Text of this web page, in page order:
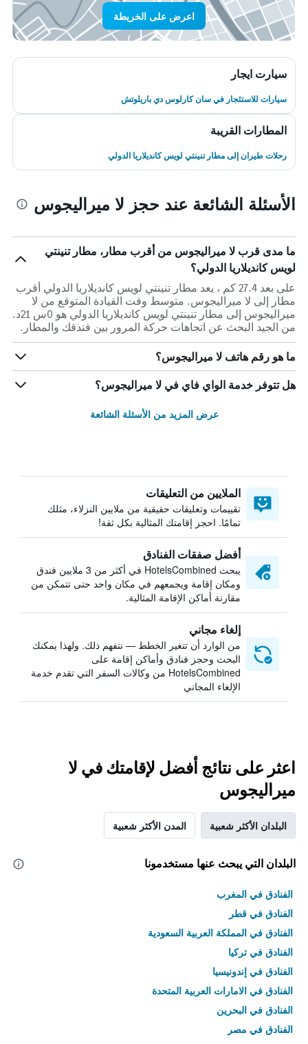
اعرض على الخريطة
سيارت ايجار
سيارات للاستئجار في سان كارلوس دي باريلوتش
المطارات القريبة
رحلات طيران إلى مطار تنينتي لويس كانديلاريا الدولي
الأسئلة الشائعة عند حجز لا ميراليجوس
ما مدى قرب لا ميراليجوس من أقرب مطار، مطار تنينتي
لويس كانديلاريا الدولي؟
على بعد 27.4 كم ، يعد مطار تنينتي لويس كانديلاريا الدولي أقرب
مطار إلى لا ميراليجوس. متوسط وقت القيادة المتوقع من لا
ميراليجوس إلى مطار تنينتي لويس كانديلاريا الدولي هو 0س 21د.
من الجيد البحث عن اتجاهات حركة المرور بين فندقك والمطار.
ما هو رقم هاتف لا ميراليجوس؟
هل تتوفر خدمة الواي فاي في لا ميراليجوس؟
عرض المزيد من الأسئلة الشائعة
الملايين من التعليقات
تقييمات وتعليقات حقيقية من ملايين النزلاء، مثلك
تمامًا. احجز إقامتك المثالية بكل ثقة!
أفضل صفقات الفنادق
يبحث HotelsCombined في أكثر من 3 ملايين فندق
ومكان إقامة ويجمعهم في مكان واحد حتى تتمكن من
مقارنة أماكن الإقامة المثالية.
إلغاء مجاني
من الوارد أن تتغير الخطط — نتفهم ذلك. ولهذا يمكنك
البحث وحجز فنادق وأماكن إقامة على
HotelsCombined من وكالات السفر التي تقدم خدمة
الإلغاء المجاني
اعثر على نتائج أفضل لإقامتك في لا
ميراليجوس
البلدان الأكثر شعبية المدن الأكثر شعبية
البلدان التي يبحث عنها مستخدمونا
الفنادق في المغرب
الفنادق في قطر
الفنادق في المملكة العربية السعودية
الفنادق في تركيا
الفنادق في إندونيسيا
الفنادق في الامارات العربية المتحدة
الفنادق في البحرين
الفنادق في مصر